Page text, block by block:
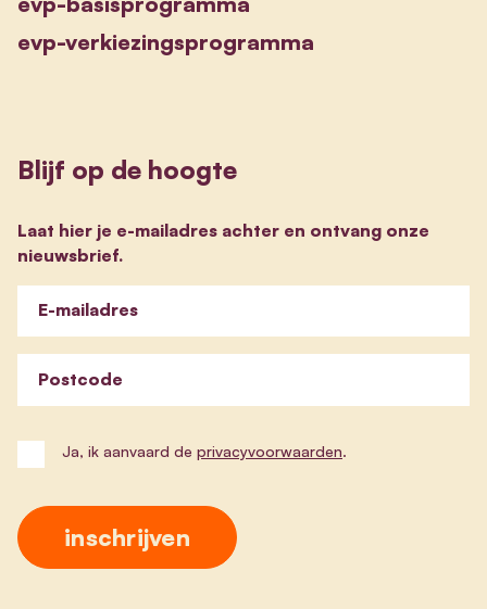
evp-verkiezingsprogramma
Blijf op de hoogte
Laat hier je e-mailadres achter en ontvang onze
nieuwsbrief.
E-mailadres
Postcode
Ja, ik aanvaard de privacyvoorwaarden.